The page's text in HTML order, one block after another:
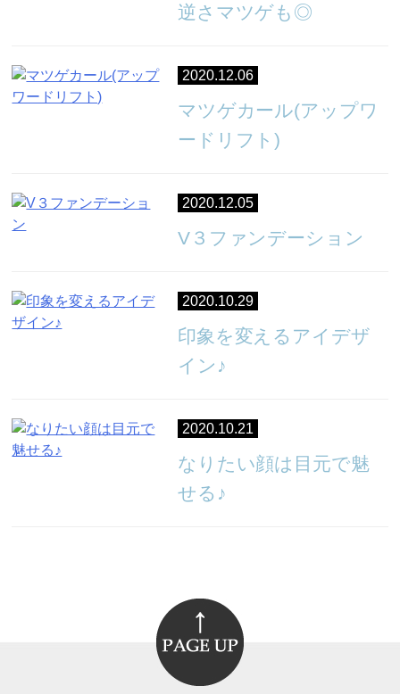
逆さマツゲも◎
2020.12.06
マツゲカール(アップワ
ードリフト)
2020.12.05
V３ファンデーション
2020.10.29
印象を変えるアイデザ
イン♪
2020.10.21
なりたい顔は目元で魅
せる♪